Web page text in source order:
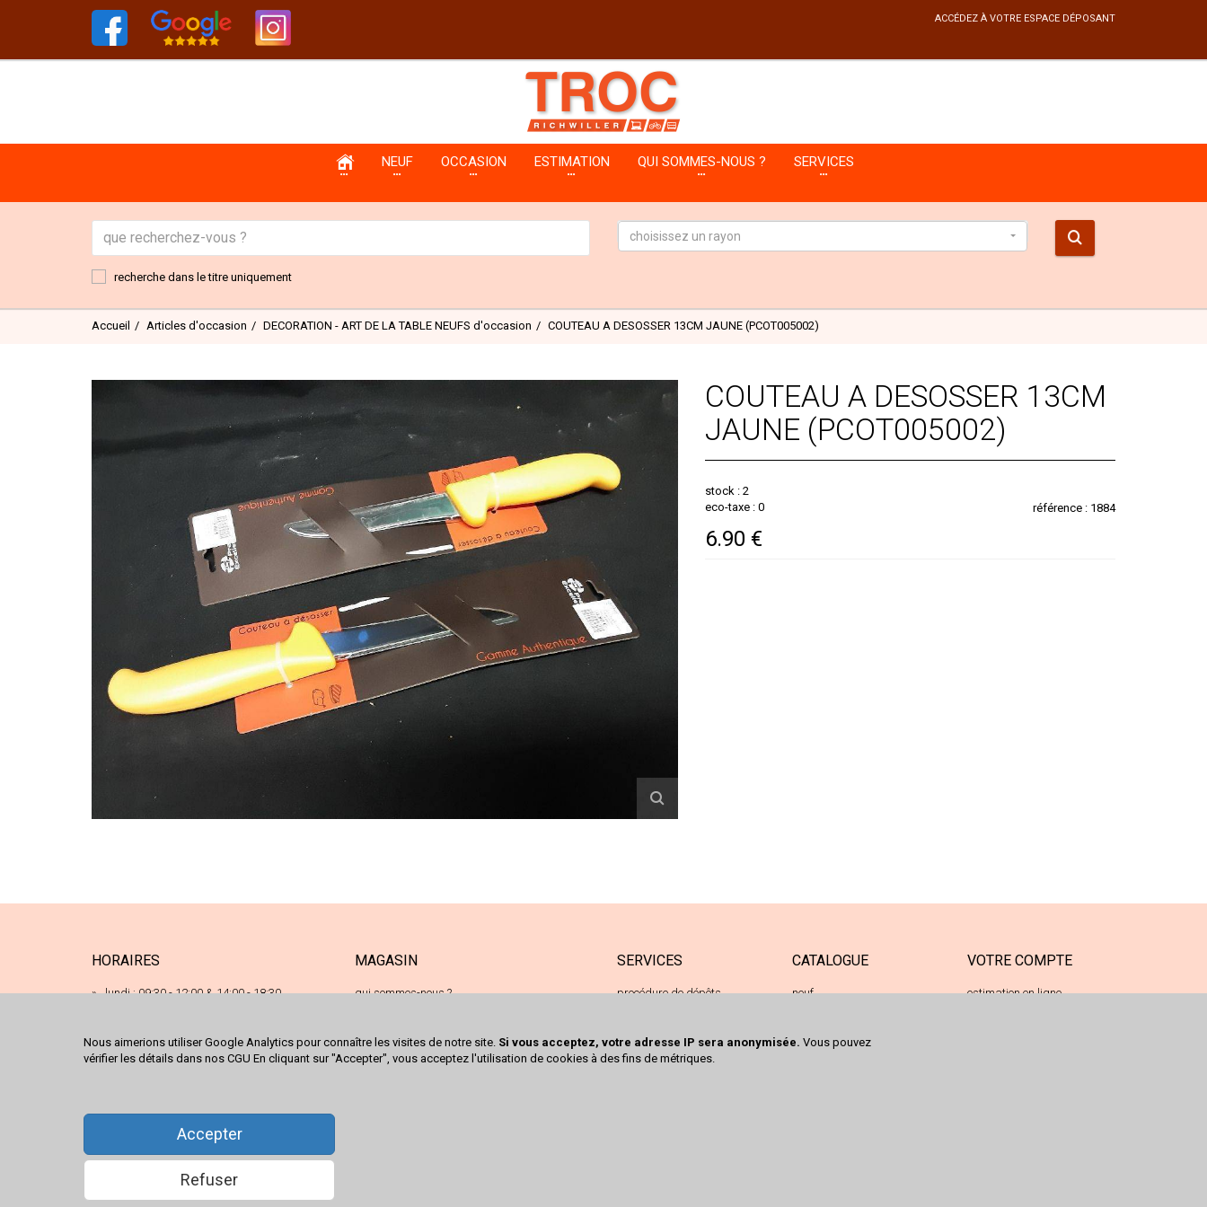
Nous aimerions utiliser Google Analytics pour connaître les visites de notre site. Si vous acceptez, votre adresse IP sera anonymisée. Vous pouvez
vérifier les détails dans nos CGU En cliquant sur "Accepter", vous acceptez l'utilisation de cookies à des fins de métriques.
Accepter
Refuser
ACCÉDEZ À VOTRE ESPACE DÉPOSANT
NEUF OCCASION ESTIMATION QUI SOMMES-NOUS ? SERVICES
recherche dans le titre uniquement
choisissez un rayon
Accueil Articles d'occasion DECORATION - ART DE LA TABLE NEUFS d'occasion COUTEAU A DESOSSER 13CM JAUNE (PCOT005002)
COUTEAU A DESOSSER 13CM
JAUNE (PCOT005002)
référence : 1884
stock : 2
eco-taxe : 0
6.90 €
HORAIRES
lundi : 09:30 - 12:00 & 14:00 - 18:30
mercredi : 09:30 - 12:00 & 14:00 - 18:30
jeudi : 09:30 - 12:00 & 14:00 - 18:30
samedi : 09:30 - 18:00
MAGASIN
qui sommes-nous ?
03 89 50 80 08
contact@trocrichwiller.fr
SERVICES
procédure de dépôts
CATALOGUE
neuf
VOTRE COMPTE
estimation en ligne